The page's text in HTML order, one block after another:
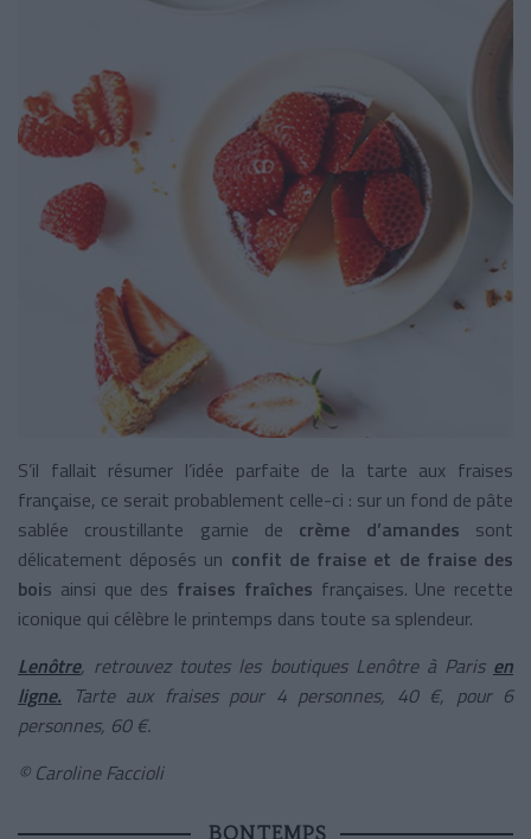
S’il fallait résumer l’idée parfaite de la tarte aux fraises
française, ce serait probablement celle-ci : sur un fond de pâte
sablée croustillante garnie de crème d’amandes sont
délicatement déposés un confit de fraise et de fraise des
bois ainsi que des fraises fraîches françaises. Une recette
iconique qui célèbre le printemps dans toute sa splendeur.
Lenôtre, retrouvez toutes les boutiques Lenôtre à Paris en
ligne. Tarte aux fraises pour 4 personnes, 40 €, pour 6
personnes, 60 €.
© Caroline Faccioli
BONTEMPS